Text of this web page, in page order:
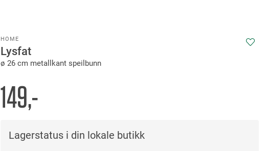
HOME
Lysfat
ø 26 cm metallkant speilbunn
149,-
Lagerstatus i din lokale butikk